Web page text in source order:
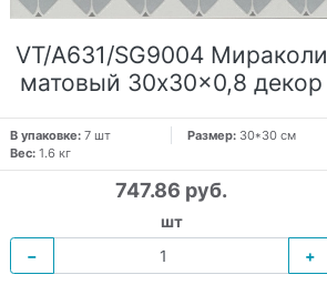
VT/A631/SG9004 Мираколи
матовый 30x30x0,8 декор
В упаковке: 7 шт Размер: 30*30 см
Вес: 1.6 кг
747.86 руб.
шт
−
+